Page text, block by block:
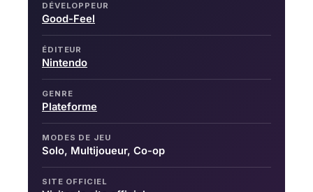
DÉVELOPPEUR
Good-Feel
ÉDITEUR
Nintendo
GENRE
Plateforme
MODES DE JEU
Solo, Multijoueur, Co-op
SITE OFFICIEL